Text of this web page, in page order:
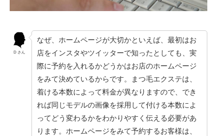
D さん
なぜ、ホームページが大切かといえば、最初はお
店をインスタやツイッターで知ったとしても、実
際に予約を入れるかどうかはお店のホームページ
をみて決めているからです。まつ毛エクステは、
着ける本数によって料金が異なりますので、でき
れば同じモデルの画像を採用して付ける本数によ
ってどう変わるかをわかりやすく伝える必要があ
ります。ホームページをみて予約するお客様は、